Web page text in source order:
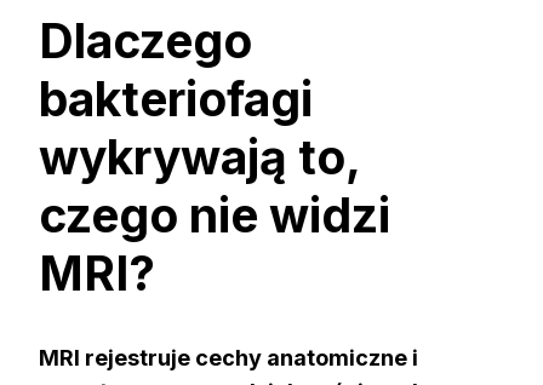
Dlaczego
bakteriofagi
wykrywają to,
czego nie widzi
MRI?
MRI rejestruje cechy anatomiczne i